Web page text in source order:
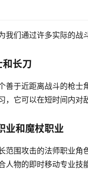
我们通过许多实际的战
和长刀
善于近距离战斗的枪士
，它可以在短时间内对
业和魔杖职业
范围攻击的法师职业
人物的即时移动专业技